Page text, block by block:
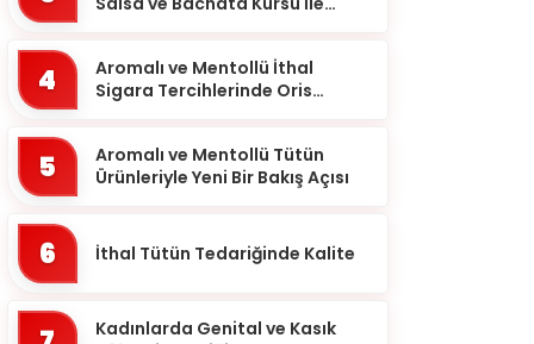
4
Aromalı ve Mentollü İthal
Sigara Tercihlerinde Oris
5
Aromalı ve Mentollü Tütün
Ürünleriyle Yeni Bir Bakış Açısı
6 İthal Tütün Tedariğinde Kalite
Kadınlarda Genital ve Kasık
Aydın
Balıkesir
Bartın
Batman
Bayburt
Bilecik
Bingöl
Bitlis